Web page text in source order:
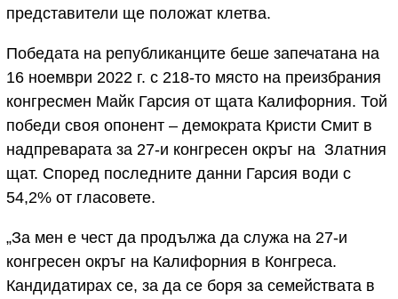
представители ще положат клетва.
Победата на републиканците беше запечатана на
16 ноември 2022 г. с 218-то място на преизбрания
конгресмен Майк Гарсия от щата Калифорния. Той
победи своя опонент – демократа Кристи Смит в
надпреварата за 27-и конгресен окръг на Златния
щат. Според последните данни Гарсия води с
54,2% от гласовете.
„За мен е чест да продължа да служа на 27-и
конгресен окръг на Калифорния в Конгреса.
Кандидатирах се, за да се боря за семействата в